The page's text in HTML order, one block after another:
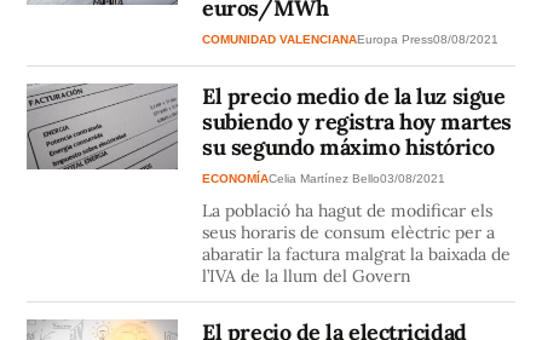
euros/MWh
COMUNIDAD VALENCIANAEuropa Press08/08/2021
El precio medio de la luz sigue
subiendo y registra hoy martes
su segundo máximo histórico
ECONOMÍACelia Martínez Bello03/08/2021
La població ha hagut de modificar els
seus horaris de consum elèctric per a
abaratir la factura malgrat la baixada de
l’IVA de la llum del Govern
El precio de la electricidad